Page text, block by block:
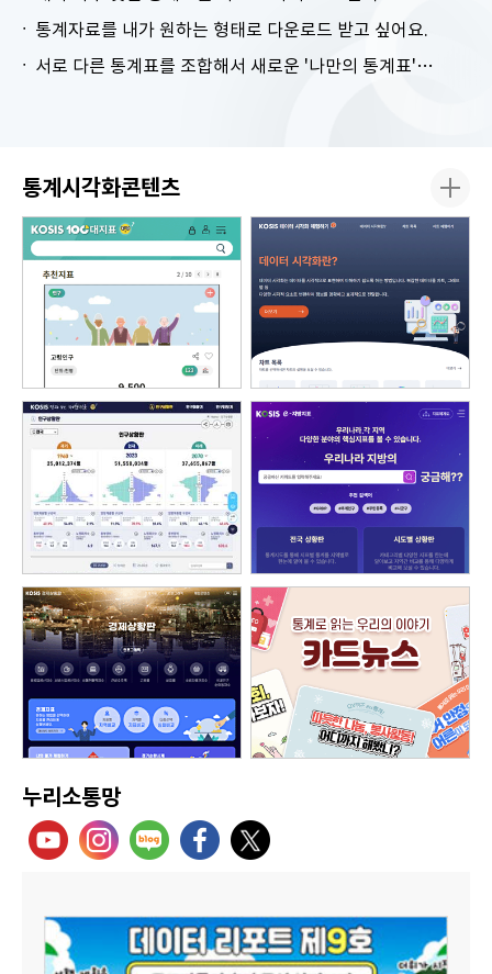
통계자료를 내가 원하는 형태로 다운로드 받고 싶어요.
서로 다른 통계표를 조합해서 새로운 '나만의 통계표'를 만들고 싶어요.
통계시각화콘텐츠
누리소통망